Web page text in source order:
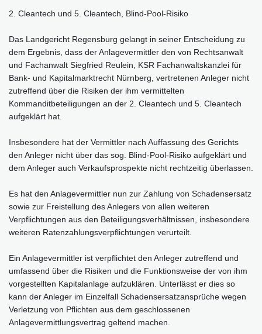
2. Cleantech und 5. Cleantech, Blind-Pool-Risiko
Das Landgericht Regensburg gelangt in seiner Entscheidung zu
dem Ergebnis, dass der Anlagevermittler den von Rechtsanwalt
und Fachanwalt Siegfried Reulein, KSR Fachanwaltskanzlei für
Bank- und Kapitalmarktrecht Nürnberg, vertretenen Anleger nicht
zutreffend über die Risiken der ihm vermittelten
Kommanditbeteiligungen an der 2. Cleantech und 5. Cleantech
aufgeklärt hat.
Insbesondere hat der Vermittler nach Auffassung des Gerichts
den Anleger nicht über das sog. Blind-Pool-Risiko aufgeklärt und
dem Anleger auch Verkaufsprospekte nicht rechtzeitig überlassen.
Es hat den Anlagevermittler nun zur Zahlung von Schadensersatz
sowie zur Freistellung des Anlegers von allen weiteren
Verpflichtungen aus den Beteiligungsverhältnissen, insbesondere
weiteren Ratenzahlungsverpflichtungen verurteilt.
Ein Anlagevermittler ist verpflichtet den Anleger zutreffend und
umfassend über die Risiken und die Funktionsweise der von ihm
vorgestellten Kapitalanlage aufzuklären. Unterlässt er dies so
kann der Anleger im Einzelfall Schadensersatzansprüche wegen
Verletzung von Pflichten aus dem geschlossenen
Anlagevermittlungsvertrag geltend machen.